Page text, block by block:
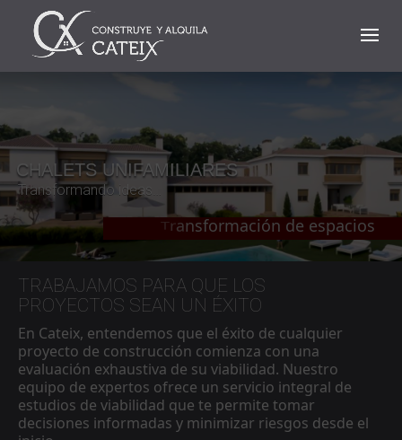
CHALETS UNIFAMILIARES
Transformando ideas…
TRABAJAMOS PARA QUE LOS
PROYECTOS SEAN UN ÉXITO
En Cateix, entendemos que el éxito de cualquier
proyecto de construcción comienza con una
evaluación exhaustiva de su viabilidad. Nuestro
equipo de expertos ofrece un servicio integral de
estudios de viabilidad que te permite tomar
decisiones informadas y minimizar riesgos desde el